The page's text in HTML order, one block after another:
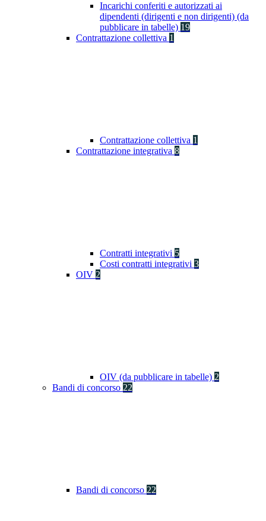
Incarichi conferiti e autorizzati ai
dipendenti (dirigenti e non dirigenti) (da
pubblicare in tabelle) 19
Contrattazione collettiva 1
Contrattazione collettiva 1
Contrattazione integrativa 8
Contratti integrativi 5
Costi contratti integrativi 3
OIV 2
OIV (da pubblicare in tabelle) 2
Bandi di concorso 22
Bandi di concorso 22